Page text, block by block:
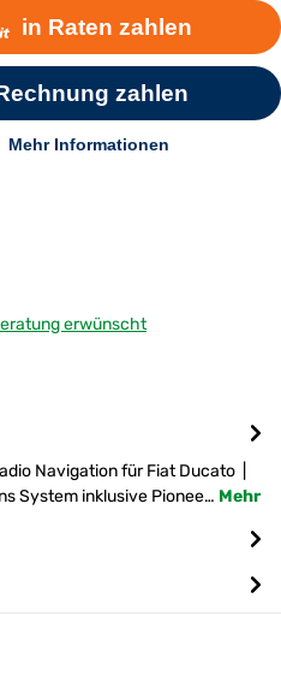
erwünscht
Navigation für Fiat Ducato |
System inklusive Pionee… Mehr